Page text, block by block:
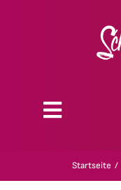
Toggle
Startseite